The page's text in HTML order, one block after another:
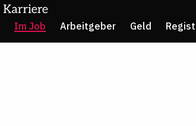
Im Job Arbeitgeber Geld